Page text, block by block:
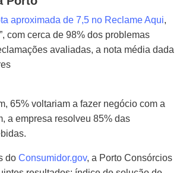
aproximada de 7,5 no Reclame Aqui,
com cerca de 98% dos problemas
avaliadas, a nota média dada
65% voltariam a fazer negócio com a
a empresa resolveu 85% das
do Consumidor.gov, a Porto Consórcios